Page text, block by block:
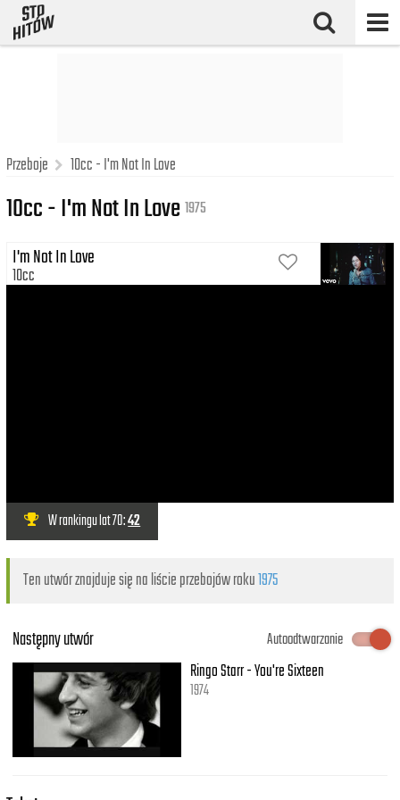
Przeboje 10cc - I'm Not In Love
10cc - I'm Not In Love1975
I'm Not In Love
10cc
W rankingu lat 70:42
Ten utwór znajduje się na liście przebojów roku1975
Następny utwór
Autoodtwarzanie
Ringo Starr - You're Sixteen
1974